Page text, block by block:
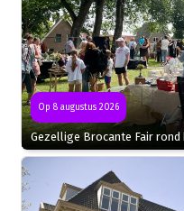
Op 8 augustus 2026
Gezellige Brocante Fair